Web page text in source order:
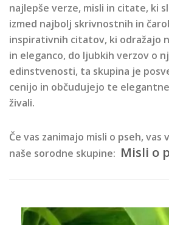
najlepše verze, misli in citate, ki
izmed najbolj skrivnostnih in
inspirativnih citatov, ki odražajo
in eleganco, do ljubkih verzov o
edinstvenosti, ta skupina je
cenijo in občudujejo te
živali.
Če vas zanimajo misli o pseh, vas
naše sorodne skupine: Misli o